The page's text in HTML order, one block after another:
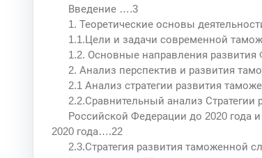
Введение ….3
1. Теоретические основы
1.1.Цели и задачи современной
1.2. Основные направления
2. Анализ перспектив и развития
2.1 Анализ стратегии развития
2.2.Сравнительный анализ
Российской Федерации до 2020 года
2020 года….22
2.3.Стратегия развития таможенной